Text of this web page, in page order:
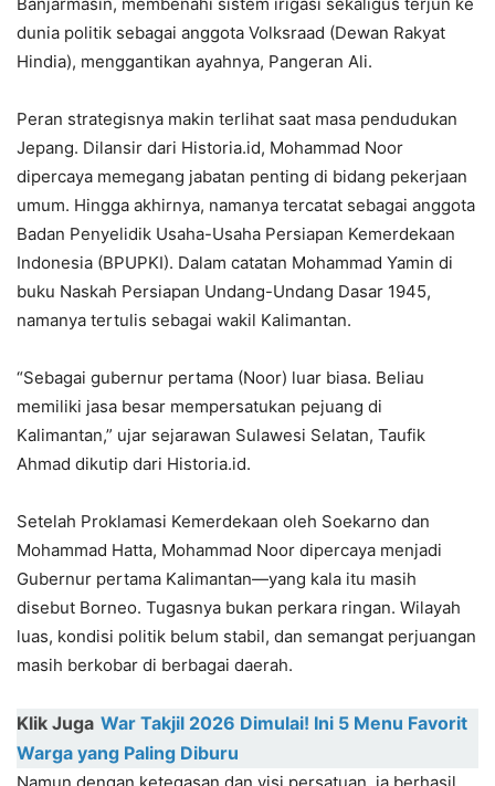
dunia politik sebagai anggota Volksraad (Dewan Rakyat
Hindia), menggantikan ayahnya, Pangeran Ali.
Peran strategisnya makin terlihat saat masa pendudukan
Jepang. Dilansir dari Historia.id, Mohammad Noor
dipercaya memegang jabatan penting di bidang pekerjaan
umum. Hingga akhirnya, namanya tercatat sebagai anggota
Badan Penyelidik Usaha-Usaha Persiapan Kemerdekaan
Indonesia (BPUPKI). Dalam catatan Mohammad Yamin di
buku Naskah Persiapan Undang-Undang Dasar 1945,
namanya tertulis sebagai wakil Kalimantan.
“Sebagai gubernur pertama (Noor) luar biasa. Beliau
memiliki jasa besar mempersatukan pejuang di
Kalimantan,” ujar sejarawan Sulawesi Selatan, Taufik
Ahmad dikutip dari Historia.id.
Setelah Proklamasi Kemerdekaan oleh Soekarno dan
Mohammad Hatta, Mohammad Noor dipercaya menjadi
Gubernur pertama Kalimantan—yang kala itu masih
disebut Borneo. Tugasnya bukan perkara ringan. Wilayah
luas, kondisi politik belum stabil, dan semangat perjuangan
masih berkobar di berbagai daerah.
Klik Juga War Takjil 2026 Dimulai! Ini 5 Menu Favorit
Warga yang Paling Diburu